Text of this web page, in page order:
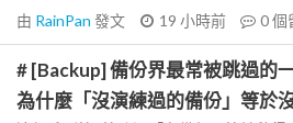
由 RainPan 發文 19 小時前 0個
# [Backup] 備份界最常被跳過的
為什麼「沒演練過的備份」等於